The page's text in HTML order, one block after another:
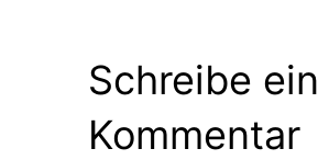
Schreibe
Kommentar